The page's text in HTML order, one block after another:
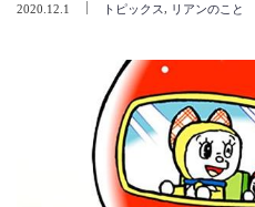
2020.12.1 トピックス リアンのこと